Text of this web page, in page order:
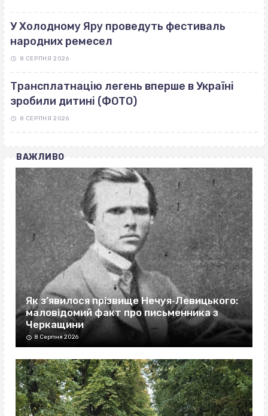
У Холодному Яру проведуть фестиваль
народних ремесел
8 СЕРПНЯ 2026
Трансплатнацію легень вперше в Україні
зробили дитині (ФОТО)
8 СЕРПНЯ 2026
ВАЖЛИВО
Як з’явилося прізвище Нечуя‐Левицького:
маловідомий факт про письменника з
Черкащини
8 Серпня 2026